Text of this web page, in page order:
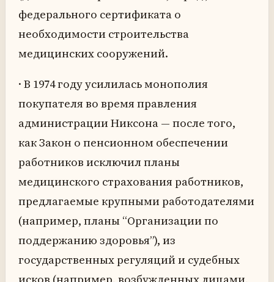
федерального сертификата о
необходимости строительства
медицинских сооружений.
· В 1974 году усилилась монополия
покупателя во время правления
администрации Никсона — после того,
как Закон о пенсионном обеспечении
работников исключил планы
медицинского страхования работников,
предлагаемые крупными работодателями
(например, планы “Организации по
поддержанию здоровья”), из
государственных регуляций и судебных